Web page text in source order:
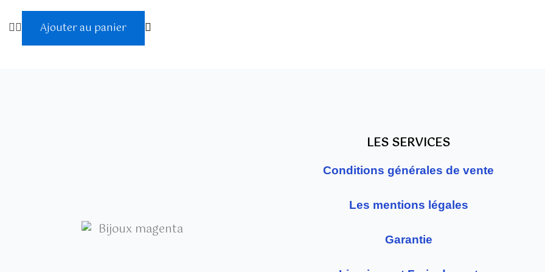
Ajouter au panier
LES SERVICES
Conditions générales de vente
Les mentions légales
Garantie